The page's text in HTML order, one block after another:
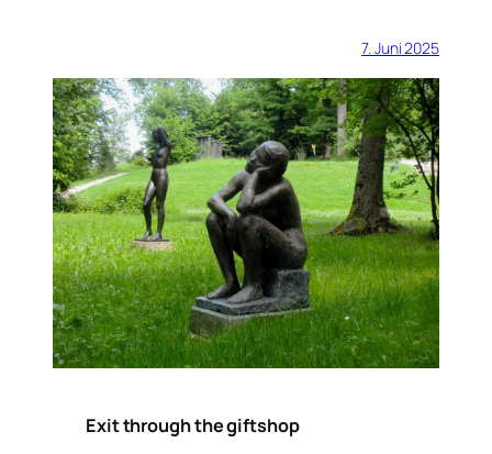
7. Juni 2025
Exit through the giftshop